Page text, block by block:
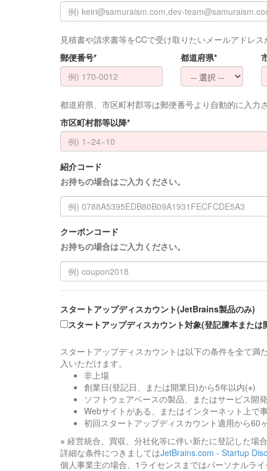
見積書や請求書等をCCで受け取りたいメールアドレ
郵便番号*
都道府県*
都道府県、市区町村郡等は郵便番号より自動的に入力
市区町村郡等以降*
紹介コード
お持ちの場合はご入力ください。
クーポンコード
お持ちの場合はご入力ください。
スタートアップディスカウント(JetBrains製品のみ)
スタートアップディスカウント対象(登記謄本また
スタートアップディスカウントは以下の条件を全て
入いただけます。
非上場
創業日(登記日、または開業日)から5年以内(※)
ソフトウェアベースの製品、またはサービス開
Webサイトがある、またはインターネット上で
初回スタートアップディスカウント適用から60
※ 経営統合、買収、分社化等に伴い新たに登記した場
詳細な条件につきましてはJetBrains.com - Startup
個人事業主の場合、1ライセンスまではパーソナルラ